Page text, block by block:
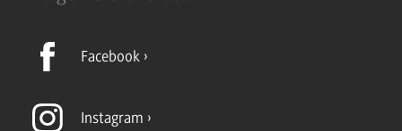
Facebook
Instagram